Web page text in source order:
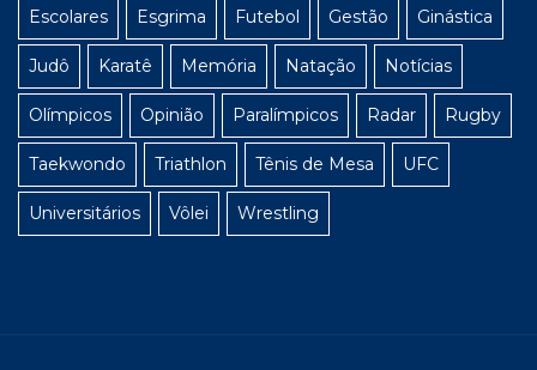
Escolares Esgrima Futebol Gestão Ginástica
Judô Karatê Memória Natação Notícias
Olímpicos Opinião Paralímpicos Radar Rugby
Taekwondo Triathlon Tênis de Mesa UFC
Universitários Vôlei Wrestling